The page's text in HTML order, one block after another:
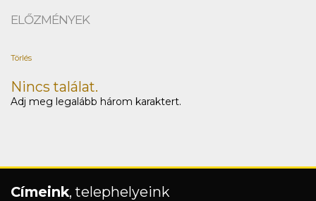
ELŐZMÉNYEK
Törlés
Nincs találat.
Adj meg legalább három karaktert.
Címeink, telephelyeink